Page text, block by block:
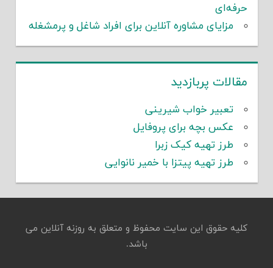
حرفه‌ای
مزایای مشاوره آنلاین برای افراد شاغل و پرمشغله
مقالات پربازدید
تعبیر خواب شیرینی
عکس بچه برای پروفایل
طرز تهیه کیک زبرا
طرز تهیه پیتزا با خمیر نانوایی
کلیه حقوق این سایت محفوظ و متعلق به روزنه آنلاین می
باشد.